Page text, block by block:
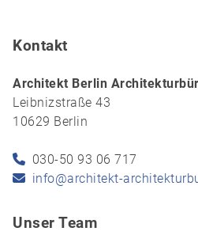
Kontakt
Architekt Berlin
Leibnizstraße 43
10629 Berlin
030-50 93 06 717
info@architekt-
Unser Team